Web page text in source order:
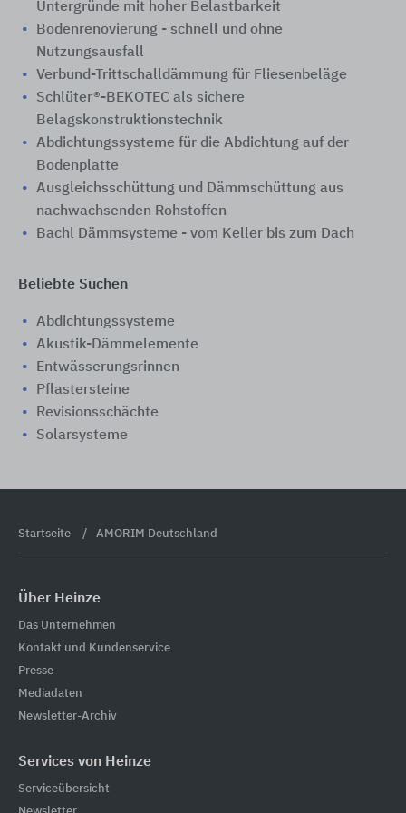
Untergründe mit hoher Belastbarkeit
Bodenrenovierung - schnell und ohne
Nutzungsausfall
Verbund-Trittschalldämmung für Fliesenbeläge
Schlüter®-BEKOTEC als sichere
Belagskonstruktionstechnik
Abdichtungssysteme für die Abdichtung auf der
Bodenplatte
Ausgleichsschüttung und Dämmschüttung aus
nachwachsenden Rohstoffen
Bachl Dämmsysteme - vom Keller bis zum Dach
Beliebte Suchen
Abdichtungssysteme
Akustik-Dämmelemente
Entwässerungsrinnen
Pflastersteine
Revisionsschächte
Solarsysteme
Startseite AMORIM Deutschland
Über Heinze
Das Unternehmen
Kontakt und Kundenservice
Presse
Mediadaten
Newsletter-Archiv
Services von Heinze
Serviceübersicht